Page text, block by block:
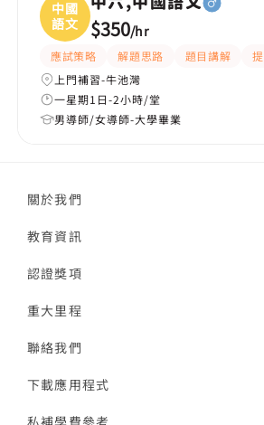
中國
語文
$350/hr
應試策略 解題思路 題目講解
上門補習-牛池灣
一星期1日-2小時/堂
男導師/女導師-大學畢業
關於我們
教育資訊
認證獎項
重大里程
聯絡我們
下載應用程式
私補學費參考